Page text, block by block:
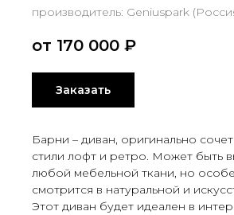
производитель: Geniuspark
от 170 000 ₽
Заказать
Барни – диван, оригинально
стили лофт и ретро. Может быть
любой мебельной ткани, но
смотрится в натуральной и
Этот диван будет идеален в